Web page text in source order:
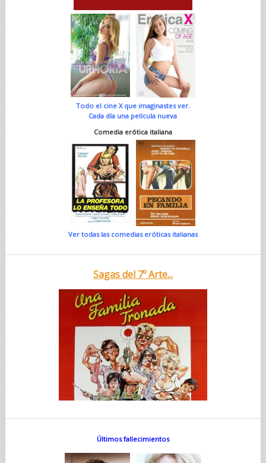
Todo el cine X que imaginastes ver.
Cada día una película nueva
Comedia erótica italiana
Ver todas las comedias eróticas italianas
Sagas del 7º Arte...
Últimos fallecimientos